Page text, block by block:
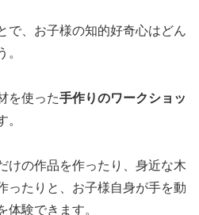
で、お子様の知的好奇心はどん
。
を使った手作りのワークショッ
。
けの作品を作ったり、身近な木
ったりと、お子様自身が手を動
体験できます。